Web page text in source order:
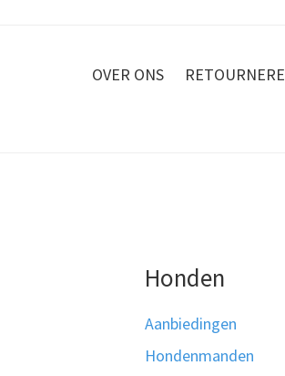
OVER ONS
Honden
Aanbiedingen
Hondenmanden